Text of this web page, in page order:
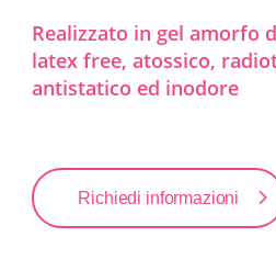
Realizzato in gel amorfo
latex free, atossico,
antistatico ed inodore
Richiedi informazioni